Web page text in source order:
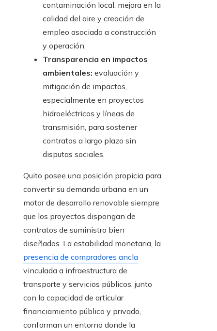
contaminación local, mejora en la
calidad del aire y creación de
empleo asociado a construcción
y operación.
Transparencia en impactos
ambientales: evaluación y
mitigación de impactos,
especialmente en proyectos
hidroeléctricos y líneas de
transmisión, para sostener
contratos a largo plazo sin
disputas sociales.
Quito posee una posición propicia para
convertir su demanda urbana en un
motor de desarrollo renovable siempre
que los proyectos dispongan de
contratos de suministro bien
diseñados. La estabilidad monetaria, la
presencia de compradores ancla
vinculada a infraestructura de
transporte y servicios públicos, junto
con la capacidad de articular
financiamiento público y privado,
conforman un entorno donde la